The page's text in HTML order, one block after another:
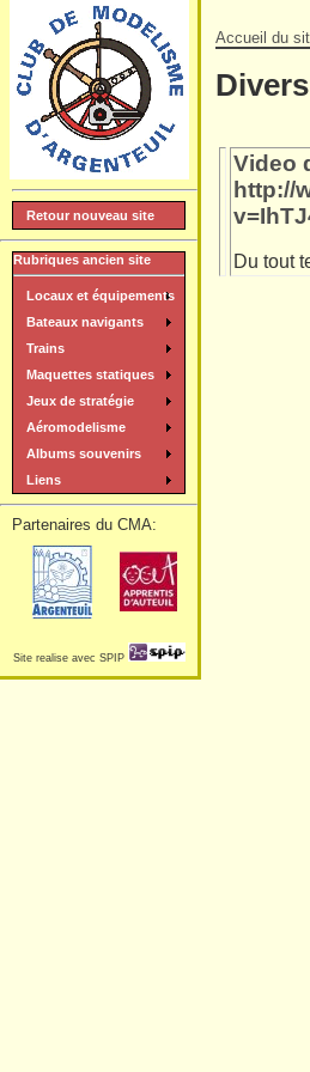
Accueil du
Divers
Video
http://
Du tout
Retour nouveau site
Rubriques ancien site
Locaux et équipements
Bateaux navigants
Trains
Maquettes statiques
Jeux de stratégie
Aéromodelisme
Albums souvenirs
Liens
Partenaires du CMA:
Site realise avec SPIP